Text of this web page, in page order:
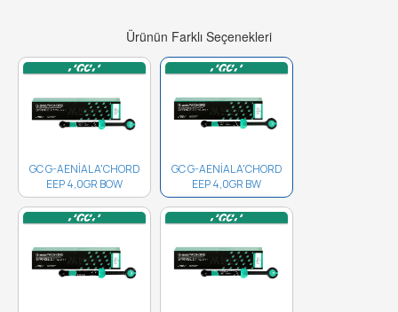
Ürünün Farklı Seçenekleri
GC G-AENİAL A'CHORD
EEP 4,0GR BOW
10006790 ..
GC G-AENİAL A'CHORD
EEP 4,0GR BW
10006786..